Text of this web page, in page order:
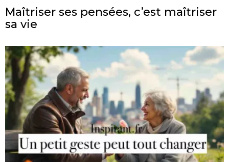
Maîtriser ses pensées, c’est maîtriser
sa vie